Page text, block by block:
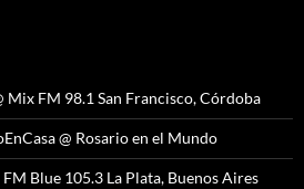
Mix FM 98.1 San Francisco, Córdoba
@ Rosario en el Mundo
Blue 105.3 La Plata, Buenos Aires